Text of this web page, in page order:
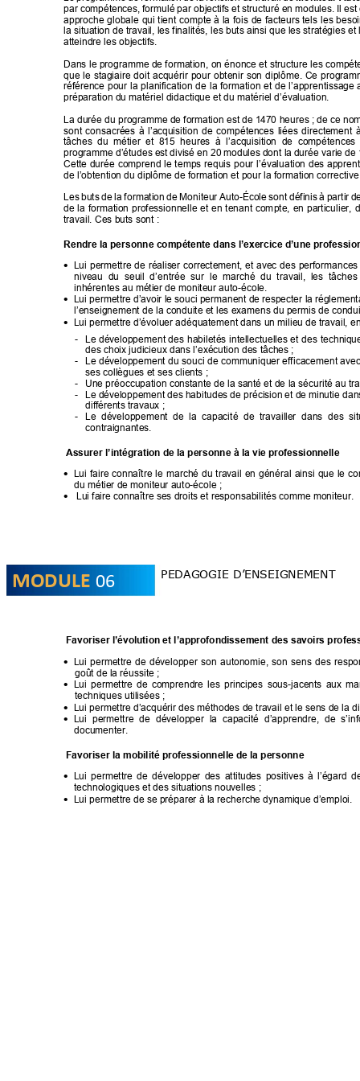
par compétences, formulé par objectifs et structuré en modules. Il est
approche globale qui tient compte à la fois de facteurs tels les
la situation de travail, les finalités, les buts ainsi que les stratégies
atteindre les objectifs.
Dans le programme de formation, on énonce et structure les
que le stagiaire doit acquérir pour obtenir son diplôme. Ce
référence pour la planification de la formation et de l’apprentissage
préparation du matériel didactique et du matériel d’évaluation.
La durée du programme de formation est de 1470 heures ; de ce no
sont consacrées à l’acquisition de compétences liées directement
tâches  du  métier  et  815  heures  à
l’acquisition  de
programme d’études est divisé en 20 modules dont la durée varie de
Cette durée comprend le temps requis pour l’évaluation des app
de l’obtention du diplôme de formation et pour la formation
Les buts de la formation de Moniteur Auto-École sont définis à partir
de la formation professionnelle et en tenant compte, en particulier,
travail. Ces buts sont :
Rendre la personne compétente dans l’exercice d’une
 Lui permettre de réaliser correctement, et avec des performances
niveau
du seuil  d’entrée sur le  marché  du travail,  les tâc
inhérentes au métier de moniteur auto-école.
 Lui permettre d’avoir le souci permanent de respecter la
l’enseignement de la conduite et les examens du permis de
 Lui permettre d’évoluer adéquatement dans un milieu de travail,
-
Le développement des habiletés intellectuelles et des techniq
des choix judicieux dans l’exécution des tâches ;
-
Le développement du souci de communiquer efficacement
ses collègues et ses clients ;
-
Une préoccupation constante de la santé et de la sécurité au
-
Le développement des habitudes de précision et de minutie
différents travaux ;
-
Le  développement  de  la  capacité  de travailler
  dans
des
contraignantes.
Assurer l’intégration de la personne à la vie professionnell e
 Lui faire connaître le marché du travail en général ainsi que le
du métier de moniteur auto-école ;
 Lui faire connaître ses droits et responsabilités comme moniteur.
MODULE 06 PEDAGOGIE D’E NSEIGNEMENT
Favoriser l’évolution et l’approfondissement des savoirs
 Lui permettre de développer son autonomie, son sens des
goût de la réussite ;
 Lui permettre de comprendre les principes sous-jacents aux
techniques utilisées ;
 Lui permettre d’acquérir des méthodes de travail et le sens de la
 Lui permettre de développer la capacité d’apprendre, de s’inf
documenter.
Favoriser la mobilité professionnelle de la personne
 Lui permettre de développer des attitudes positives à l’égard
technologiques et des situations nouvelles ;
 Lui permettre de se préparer à la recherche dynamique d’emploi.